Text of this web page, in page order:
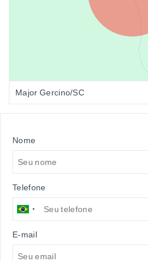
Major Gercino/SC
Nome
Telefone
E-mail